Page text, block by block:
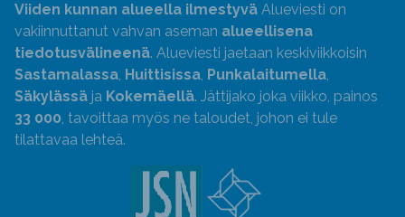
Viiden kunnan alueella ilmestyvä Alueviesti on
vakiinnuttanut vahvan aseman alueellisena
tiedotusvälineenä. Alueviesti jaetaan keskiviikkoisin
Sastamalassa, Huittisissa, Punkalaitumella,
Säkylässä ja Kokemäellä. Jättijako joka viikko, painos
33 000, tavoittaa myös ne taloudet, johon ei tule
tilattavaa lehteä.